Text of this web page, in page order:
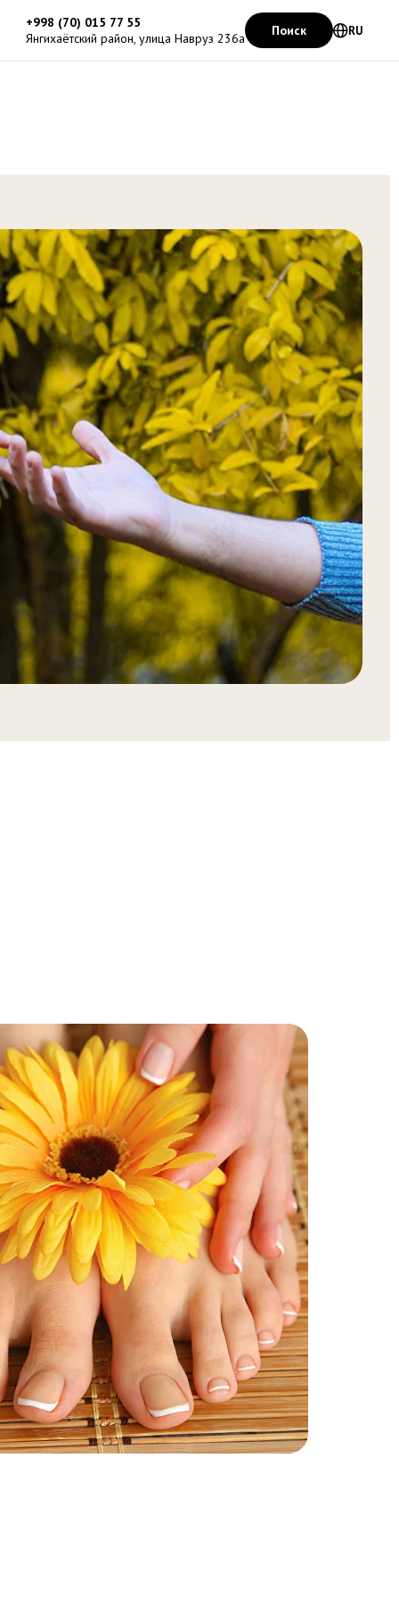
+998 (70) 015 77 55
Янгихаётский район, улица Навруз 236а
Поиск RU